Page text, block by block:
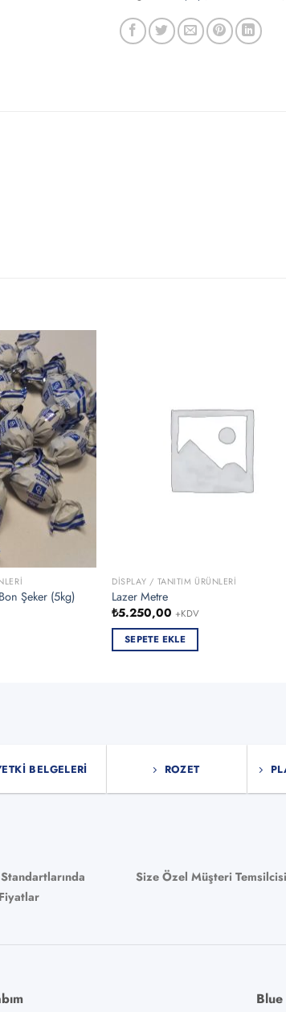
Şeker (5kg)
DISPLAY / TANITIM ÜRÜNLERI
Lazer Metre
₺5.250,00 +KDV
SEPETE EKLE
BELGELERI ROZET
Size Özel Müşteri Temsilcisi